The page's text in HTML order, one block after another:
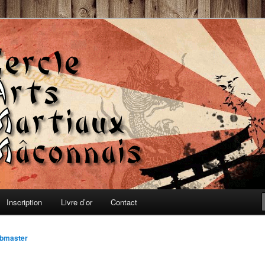
Mâconnais
défense et Qi-Gong
Inscription Livre d’or Contact